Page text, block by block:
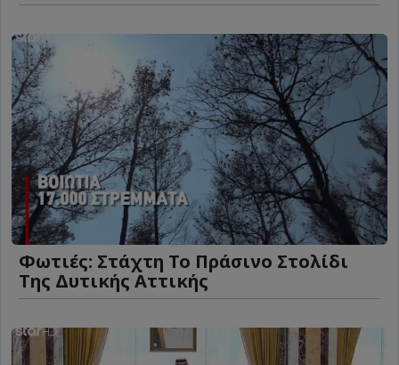
Φωτιές: Στάχτη Το Πράσινο Στολίδι
Της Δυτικής Αττικής